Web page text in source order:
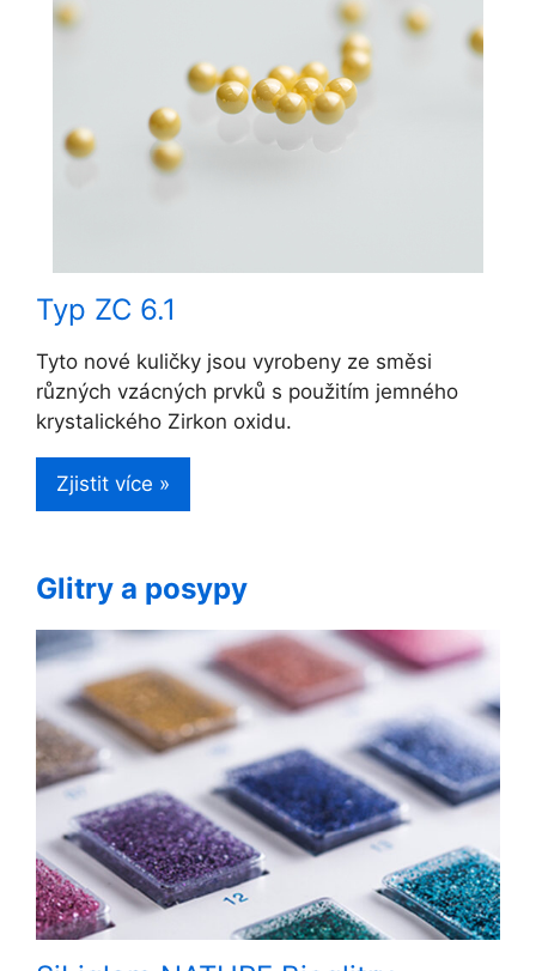
Typ ZC 6.1
Tyto nové kuličky jsou vyrobeny ze směsi
různých vzácných prvků s použitím jemného
krystalického Zirkon oxidu.
Zjistit více »
Glitry a posypy